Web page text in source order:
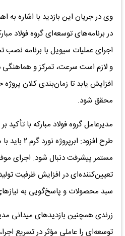
در برنامه‌های توسعه‌ای گروه فولاد
اجرای عملیات سیویل با برنامه
و لازم است سرعت، تمرکز و
افزایش یابد تا زمان‌بندی کلان
محقق شود.
مدیرعامل گروه فولاد مبارکه با تأکید
طرح افزود:
مستمر پیشرفت دنبال شود. اجرای
تعیین‌کننده‌ای در افزایش ظرفیت
سبد محصولات و پاسخ‌گویی به
زرندی همچنین بازدیدهای میدانی
توسعه‌ای را عاملی مؤثر در تسریع